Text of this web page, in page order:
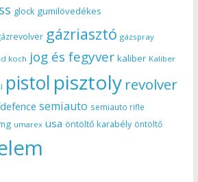
glock gumilövedékes
gázriasztó gázspray
koch jog és fegyver kaliber Kaliber
pistol pisztoly revolver
semiauto semiauto rifle
umarex usa öntöltő karabély öntöltő